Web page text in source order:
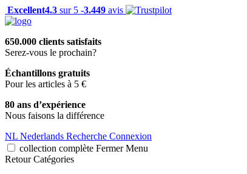
Excellent4.3 sur 5 -3.449 avis
650.000 clients satisfaits
Serez-vous le prochain?
Échantillons gratuits
Pour les articles à 5 €
80 ans d’expérience
Nous faisons la différence
NL Nederlands Recherche Connexion
collection complète Fermer Menu
Retour Catégories